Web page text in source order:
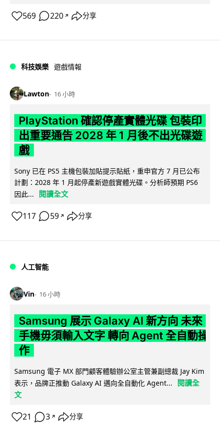
569 220 ↗ 分享
科技娛樂 遊戲情報
Lawton 16 小時
PlayStation 確認停產實體光碟 包裝印
出重要通告 2028 年 1 月後不出光碟遊
戲
Sony 已在 PS5 主機包裝加貼提示貼紙，重申官方 7 月已公布
計劃：2028 年 1 月起停產新遊戲實體光碟。分析師預期 PS6
因此...
閱讀全文
117 59 ↗ 分享
人工智能
Vin 16 小時
Samsung 展示 Galaxy AI 新方向 未來
手機毋須輸入文字 轉向 Agent 全自動操
作
Samsung 電子 MX 部門顧客體驗辦公室主管兼副總裁 Jay Kim
表示，品牌正推動 Galaxy AI 邁向全自動化 Agent...
閱讀全
文
21 3 ↗ 分享